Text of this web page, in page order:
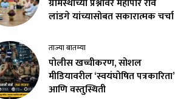
ग्रामस्थांच्या प्रश्नांवर महापौर रवि
लांडगे यांच्यासोबत सकारात्मक चर्चा
ताज्या बातम्या
पोलीस खच्चीकरण, सोशल
मीडियावरील ‘स्वयंघोषित पत्रकारिता’
आणि वस्तुस्थिती